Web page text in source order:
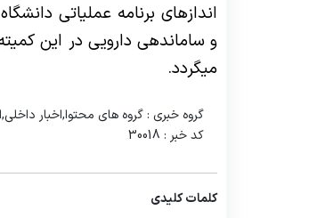
اندازهای برنامه عملیاتی
و ساماندهی دارویی در این
میگردد.
گروه خبری : گروه های محتوا,اخبار
کد خبر : 30018
کلمات کلیدی